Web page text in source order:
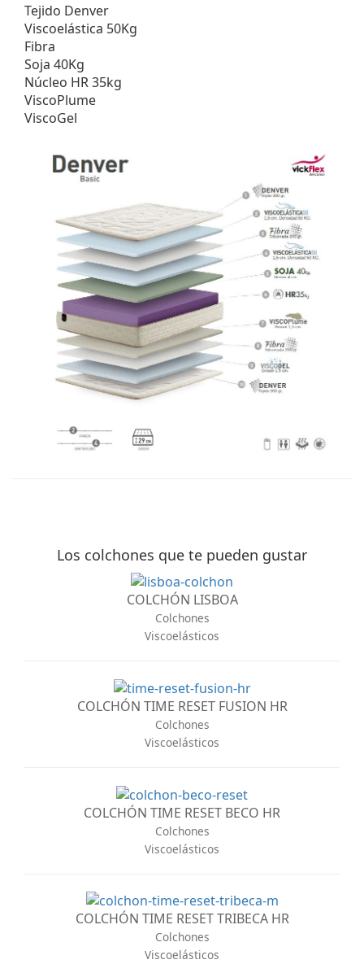
Tejido Denver
Viscoelástica 50Kg
Fibra
Soja 40Kg
Núcleo HR 35kg
ViscoPlume
ViscoGel
Los colchones que te pueden gustar
COLCHÓN LISBOA
Colchones
Viscoelásticos
COLCHÓN TIME RESET FUSION HR
Colchones
Viscoelásticos
COLCHÓN TIME RESET BECO HR
Colchones
Viscoelásticos
COLCHÓN TIME RESET TRIBECA HR
Colchones
Viscoelásticos